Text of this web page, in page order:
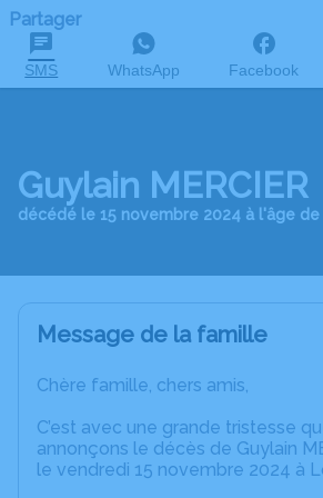
Partager
SMS WhatsApp Facebook
Guylain MERCIER
décédé le 15 novembre 2024 à l'âge de
Message de la famille
Chère famille, chers amis,
C’est avec une grande tristesse
annonçons le décès de Guylain
le vendredi 15 novembre 2024 à